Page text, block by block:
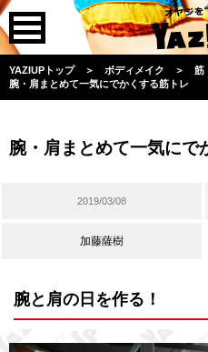
YAZIUPトップ ＞ ボディメイク ＞ 筋
腕・肩まとめて一気にでかくする筋トレ
腕・肩まとめて一気にで
2019/03/08
加藤薩樹
腕と肩の日を作る！